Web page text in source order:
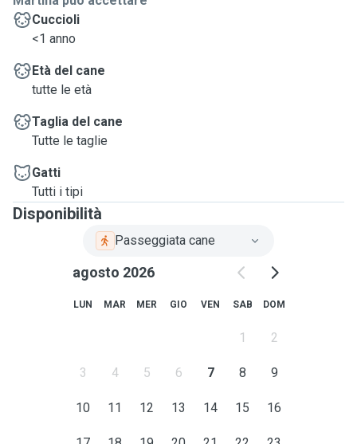
Cuccioli
<1 anno
Età del cane
tutte le età
Taglia del cane
Tutte le taglie
Gatti
Tutti i tipi
Disponibilità
Passeggiata cane
agosto 2026
LUN MAR MER GIO VEN SAB DOM
1 2
3 4 5 6 7 8 9
10 11 12 13 14 15 16